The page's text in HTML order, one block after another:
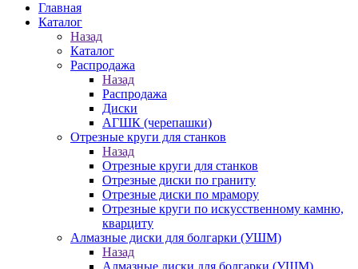
Главная
Каталог
Назад
Каталог
Распродажа
Назад
Распродажа
Диски
АГШК (черепашки)
Отрезные круги для станков
Назад
Отрезные круги для станков
Отрезные диски по граниту
Отрезные диски по мрамору
Отрезные круги по искусственному камню,
кварциту
Алмазные диски для болгарки (УШМ)
Назад
Алмазные диски для болгарки (УШМ)